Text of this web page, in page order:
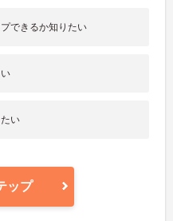
できるか知りたい
い
ップ